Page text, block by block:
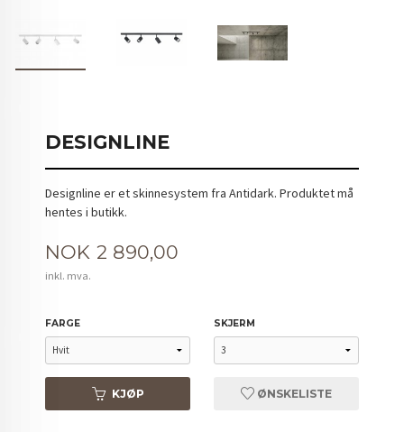
DESIGNLINE
Designline er et skinnesystem fra Antidark. Produktet må
hentes i butikk.
Pris
NOK 2 890,00
inkl. mva.
FARGE SKJERM
KJØP ØNSKELISTE